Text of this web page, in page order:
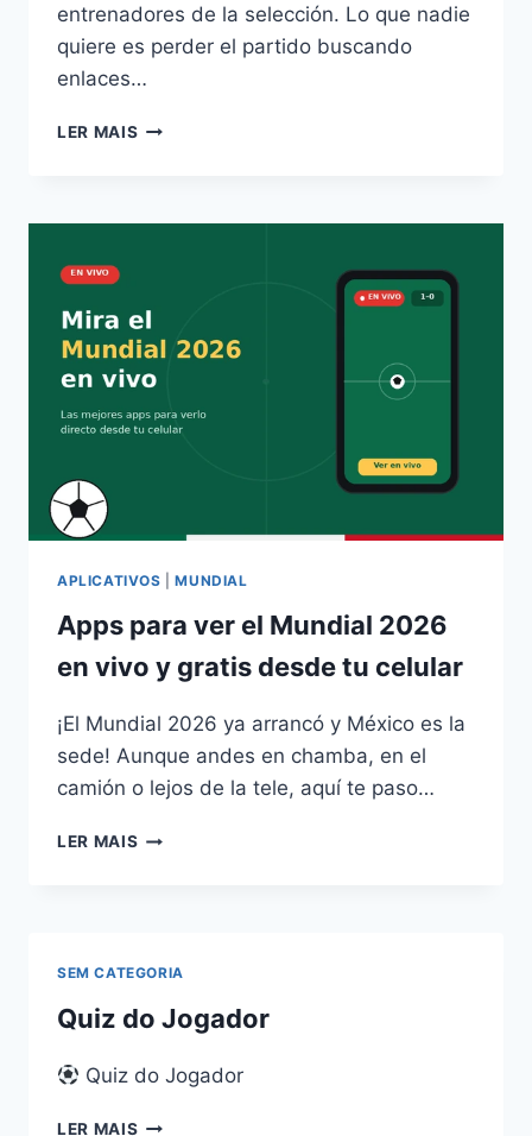
entrenadores de la selección. Lo que nadie
quiere es perder el partido buscando
enlaces…
LER MAIS GUÍA
MEJORES
EL
MUNDIAL
2026
Y
APLICATIVOS |MUNDIAL
Apps para ver el Mundial 2026
en vivo y gratis desde tu celular
¡El Mundial 2026 ya arrancó y México es la
sede! Aunque andes en chamba, en el
camión o lejos de la tele, aquí te paso…
LER MAIS APPS
VIVO
Y
DESDE
SEM CATEGORIA
Quiz do Jogador
Quiz do Jogador
LER MAIS QUIZ